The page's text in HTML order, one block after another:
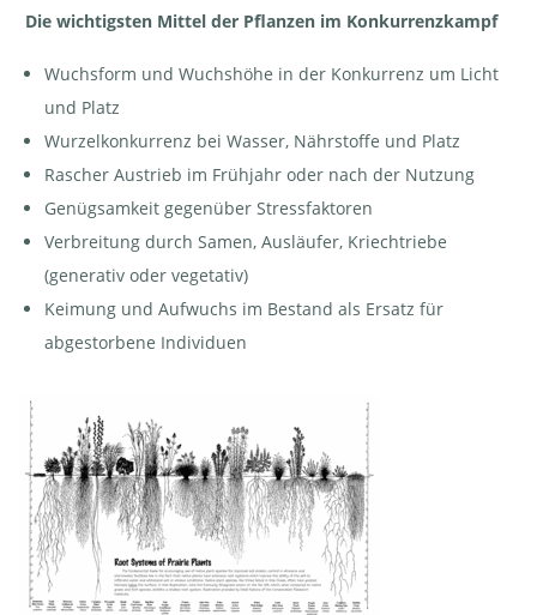
Die wichtigsten Mittel der Pflanzen im Konkurrenzkampf
Wuchsform und Wuchshöhe in der Konkurrenz um Licht
und Platz
Wurzelkonkurrenz bei Wasser, Nährstoffe und Platz
Rascher Austrieb im Frühjahr oder nach der Nutzung
Genügsamkeit gegenüber Stressfaktoren
Verbreitung durch Samen, Ausläufer, Kriechtriebe
(generativ oder vegetativ)
Keimung und Aufwuchs im Bestand als Ersatz für
abgestorbene Individuen